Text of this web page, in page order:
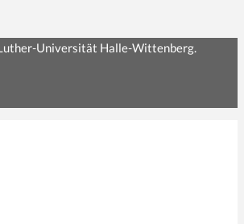
Universität Halle-Wittenberg.